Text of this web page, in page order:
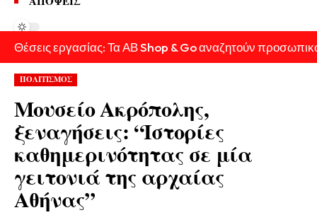
Θέσεις εργασίας: Τα ΑΒ Shop & Go αναζητούν
ΠΟΛΙΤΙΣΜΟΣ
Μουσείο Ακρόπολης,
ξεναγήσεις: “Ιστορίες
καθημερινότητας σε μία
γειτονιά της αρχαίας
Αθήνας”